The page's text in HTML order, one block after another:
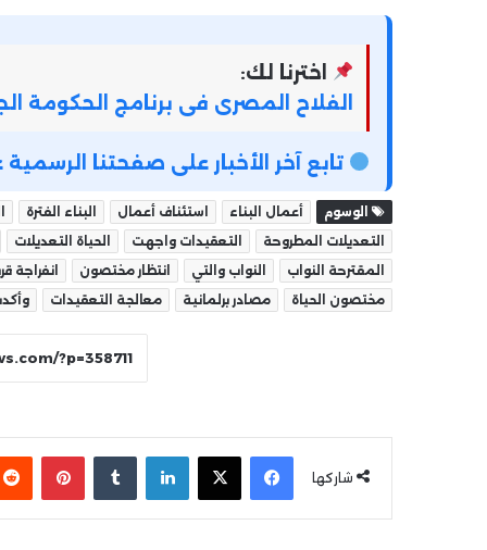
اخترنا لك:
الفلاح المصرى فى برنامج الحكومة
تابع آخر الأخبار على صفحتنا
الوسوم أعمال البناء استئناف أعمال البناء الفترة
التعديلات المطروحة
التعقيدات واجهت الحياة التعديلات
المقترحة النواب
النواب والتي انتظار مختصون انفراجة
مختصون الحياة
مصادر برلمانية معالجة التعقيدات
شاركها
فيسبوك
‫X لينكدإن